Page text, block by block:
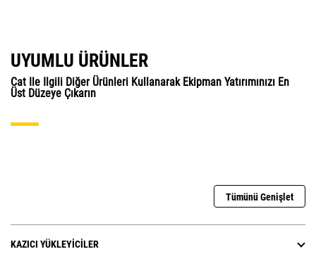
UYUMLU ÜRÜNLER
Cat Ile Ilgili Diğer Ürünleri Kullanarak Ekipman Yatırımınızı En
Üst Düzeye Çıkarın
Tümünü Genişlet
KAZICI YÜKLEYICILER